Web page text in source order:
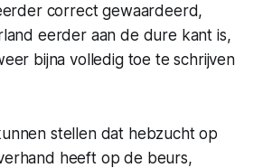
correct gewaardeerd,
eerder aan de dure kant is,
bijna volledig toe te schrijven
stellen dat hebzucht op
heeft op de beurs,